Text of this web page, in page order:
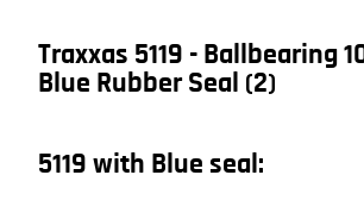
Traxxas 5119 - Ballbearing
Blue Rubber Seal (2)
5119 with Blue seal: